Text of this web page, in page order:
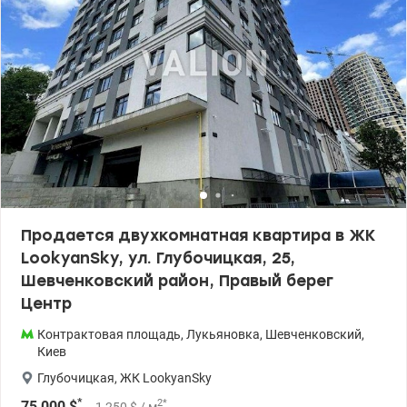
Продается двухкомнатная квартира в ЖК
LookyanSky, ул. Глубочицкая, 25,
Шевченковский район, Правый берег
Центр
Контрактовая площадь, Лукьяновка, Шевченковский,
Киев
Глубочицкая, ЖК LookyanSky
* 2*